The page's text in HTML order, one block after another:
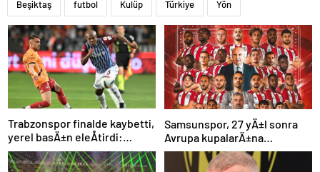
Beşiktaş futbol Kulüp Türkiye Yön
Trabzonspor finalde kaybetti,
yerel basÄ±n eleÅtirdi:
“Futbol felaket, sonuÃ§
rezalet”
Samsunspor, 27 yÄ±l sonra
Avrupa kupalarÄ±na
katÄ±lÄ±yor